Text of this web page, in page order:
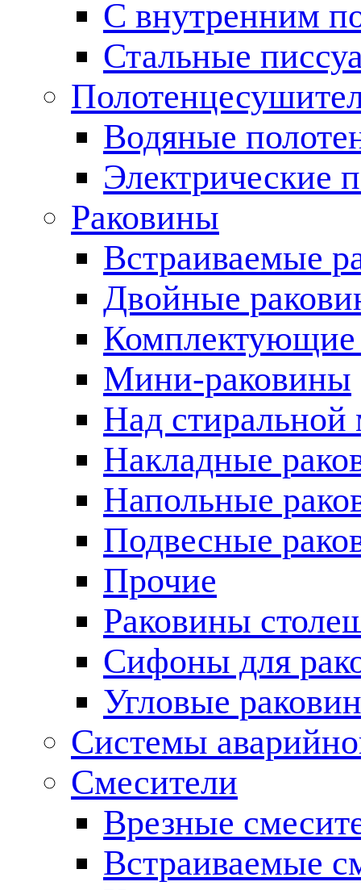
С внутренним
Стальные
Водяные
Электрические
Раковины
Встраиваемые
Двойные
Комплектующие
Мини-раковины
Над
Накладные
Напольные
Подвесные
Прочие
Раковины
Сифоны для
Угловые
Системы
Смесители
Врезные
Встраиваемые